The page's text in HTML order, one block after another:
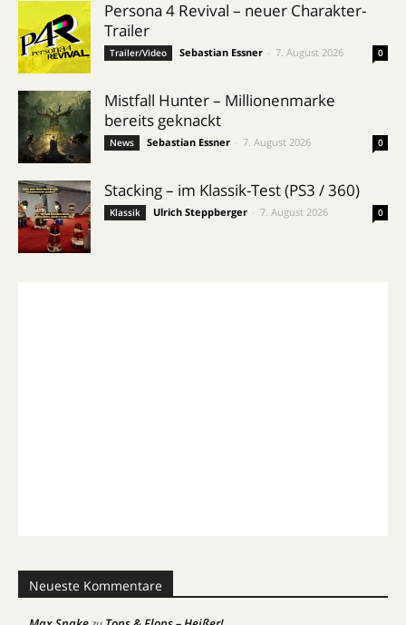
Persona 4 Revival – neuer Charakter-
Trailer
Trailer/Video Sebastian Essner 7. August 2026 0
Mistfall Hunter – Millionenmarke
bereits geknackt
News Sebastian Essner 7. August 2026 0
Stacking – im Klassik-Test (PS3 / 360)
Klassik Ulrich Steppberger 7. August 2026 0
Neueste Kommentare